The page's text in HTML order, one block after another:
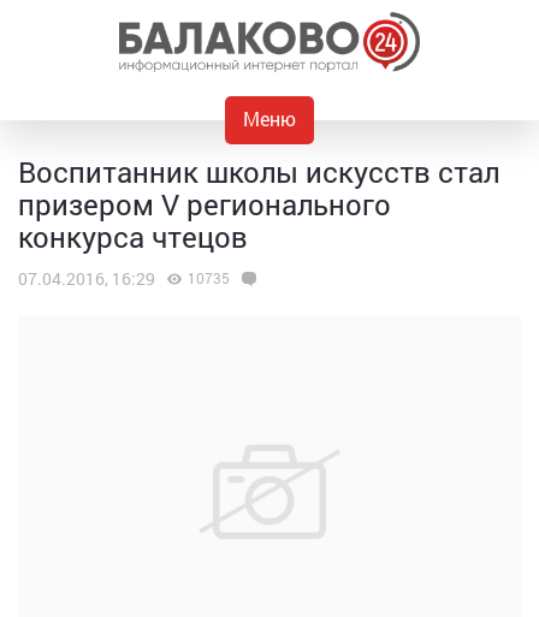
Меню
Воспитанник школы искусств стал
призером V регионального
конкурса чтецов
07.04.2016, 16:29 10735